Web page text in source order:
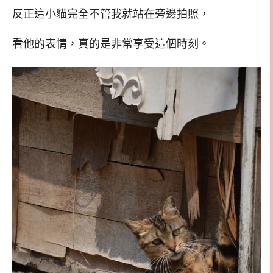
反正這小貓完全不管我就站在旁邊拍照，
看他的表情，真的是非常享受這個時刻。